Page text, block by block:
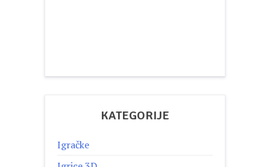
KATEGORIJE
Igračke